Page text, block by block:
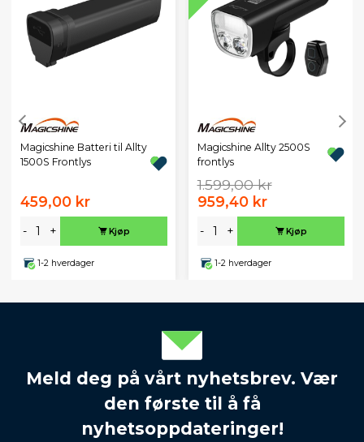
Magicshine Batteri til Allty
1500S Frontlys
459,00 kr
- + Kjøp
1-2 hverdager
Magicshine Allty 2500S
frontlys
1.599,00 kr
959,40 kr
- + Kjøp
1-2 hverdager
Meld deg på vårt nyhetsbrev. Vær
den første til å få
nyhetsoppdateringer!